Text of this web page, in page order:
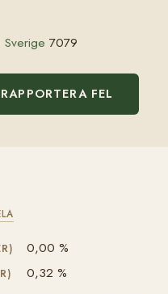
Sverige 7079
RAPPORTERA FEL
0,00 %
0,32 %